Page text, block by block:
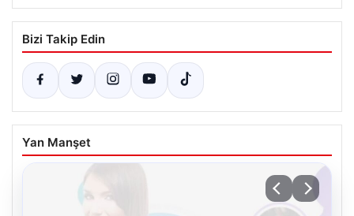
Bizi Takip Edin
Yan Manşet